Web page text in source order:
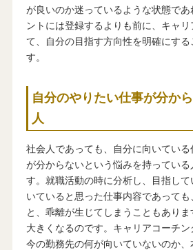
が良いのか迷っているような状態であ
ントには登録するよりも前に、キャ
て、自分の目指す方向性を明確にす
す。
自分のやりたい仕事が分か
人
社会人であっても、自分に向いている
が分からないという悩みを持っている
す。就職活動の時に分析し、目指し
いていると思った仕事内容であって
と、乖離が生じてしまうこともあり
大きくなるのです。キャリアコーチン
今の勤務先の何が向いていないのか